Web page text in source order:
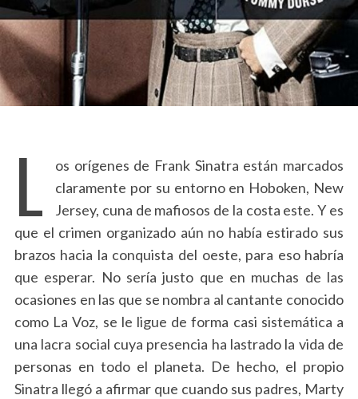
L
os orígenes de Frank Sinatra están marcados
claramente por su entorno en Hoboken, New
Jersey, cuna de mafiosos de la costa este. Y es
que el crimen organizado aún no había estirado sus
brazos hacia la conquista del oeste, para eso habría
que esperar. No sería justo que en muchas de las
ocasiones en las que se nombra al cantante conocido
como La Voz, se le ligue de forma casi sistemática a
una lacra social cuya presencia ha lastrado la vida de
personas en todo el planeta. De hecho, el propio
Sinatra llegó a afirmar que cuando sus padres, Marty